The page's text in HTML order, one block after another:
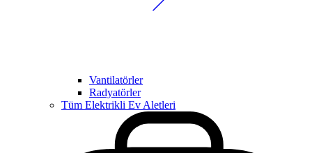
Vantilatörler
Radyatörler
Tüm Elektrikli Ev Aletleri